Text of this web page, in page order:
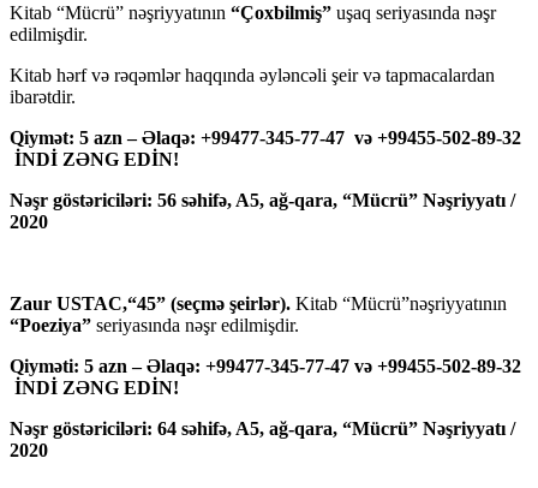
Kitab “Mücrü” nəşriyyatının “Çoxbilmiş” uşaq seriyasında nəşr
edilmişdir.
Kitab hərf və rəqəmlər haqqında əyləncəli şeir və tapmacalardan
ibarətdir.
Qiymət: 5 azn – Əlaqə: +99477-345-77-47 və +99455-502-89-32
İNDİ ZƏNG EDİN!
Nəşr göstəriciləri: 56 səhifə, A5, ağ-qara, “Mücrü” Nəşriyyatı /
2020
Zaur USTAC,“45” (seçmə şeirlər). Kitab “Mücrü”nəşriyyatının
“Poeziya” seriyasında nəşr edilmişdir.
Qiyməti: 5 azn – Əlaqə: +99477-345-77-47 və +99455-502-89-32
İNDİ ZƏNG EDİN!
Nəşr göstəriciləri: 64 səhifə, A5, ağ-qara, “Mücrü” Nəşriyyatı /
2020